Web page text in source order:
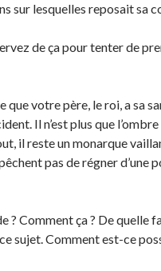
sur lesquelles reposait sa
de ça pour tenter de
que votre père, le roi, a sa
Il n’est plus que
il reste un monarque
pas de régner d’une
? Comment ça ? De quelle
sujet. Comment est-ce